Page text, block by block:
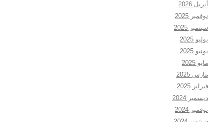
أبريل 2026
نوفمبر 2025
سبتمبر 2025
يوليو 2025
يونيو 2025
مايو 2025
مارس 2025
فبراير 2025
ديسمبر 2024
نوفمبر 2024